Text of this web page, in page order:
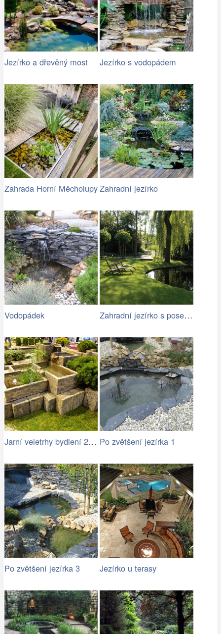
Jezírko a dřevěný most Jezírko s vodopádem
Zahrada Horní MěcholupyZahradní jezírko
Vodopádek Zahradní jezírko s posezením ve stínu
Jarní veletrhy bydlení 2015 Po zvětšení jezírka 1
Po zvětšení jezírka 3 Jezírko u terasy